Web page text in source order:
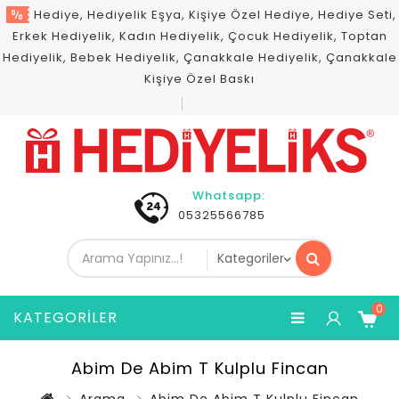
Hediye, Hediyelik Eşya, Kişiye Özel Hediye, Hediye Seti,
Erkek Hediyelik, Kadın Hediyelik, Çocuk Hediyelik, Toptan
Hediyelik, Bebek Hediyelik, Çanakkale Hediyelik, Çanakkale
Kişiye Özel Baskı
Whatsapp:
05325566785
KATEGORILER 0
Abim De Abim T Kulplu Fincan